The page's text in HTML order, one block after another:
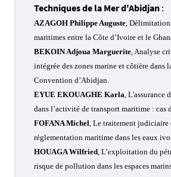
Techniques de la Mer d'Abidjan :
AZAGOH Philippe Auguste, Délimitation
maritimes entre la Côte d’Ivoire et le
BEKOIN Adjoua Marguerite,Analyse
intégrée des zones marine et côtière dans
Convention d’Abidjan.
EYUE EKOUAGHE Karla, L'assurance
dans l’activité de transport maritime : cas
FOFANA Michel, Le traitement judiciaire
réglementation maritime dans les eaux
HOUAGA Wilfried, L’exploitation du
risque de pollution dans les espaces